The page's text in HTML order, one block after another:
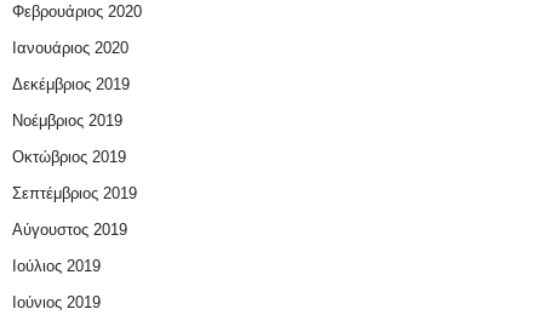
Φεβρουάριος 2020
Ιανουάριος 2020
Δεκέμβριος 2019
Νοέμβριος 2019
Οκτώβριος 2019
Σεπτέμβριος 2019
Αύγουστος 2019
Ιούλιος 2019
Ιούνιος 2019